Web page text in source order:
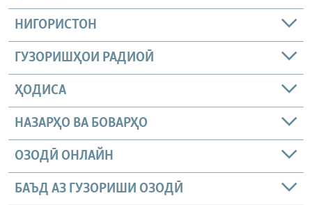
НИГОРИСТОН
ГУЗОРИШҲОИ РАДИОӢ
ҲОДИСА
НАЗАРҲО ВА БОВАРҲО
ОЗОДӢ ОНЛАЙН
БАЪД АЗ ГУЗОРИШИ ОЗОДӢ